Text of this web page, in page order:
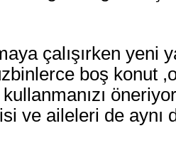
çalışırken yeni
boş konut
ve aileleri de aynı